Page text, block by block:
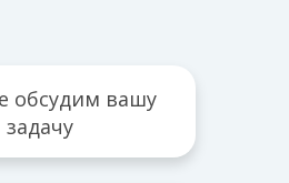
обсудим вашу
задачу